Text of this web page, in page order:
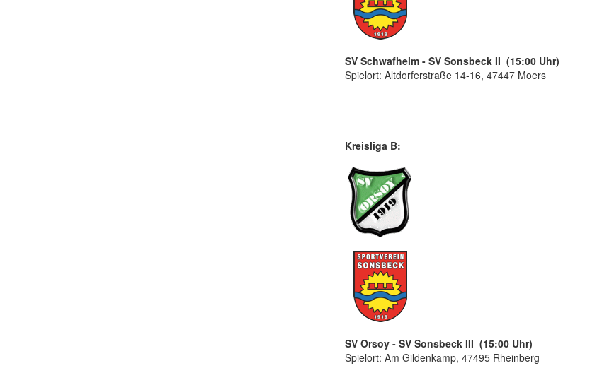
SV Schwafheim - SV Sonsbeck II (15:00 Uhr)
Spielort: Altdorferstraße 14-16, 47447 Moers
Kreisliga B:
SV Orsoy - SV Sonsbeck III (15:00 Uhr)
Spielort: Am Gildenkamp, 47495 Rheinberg